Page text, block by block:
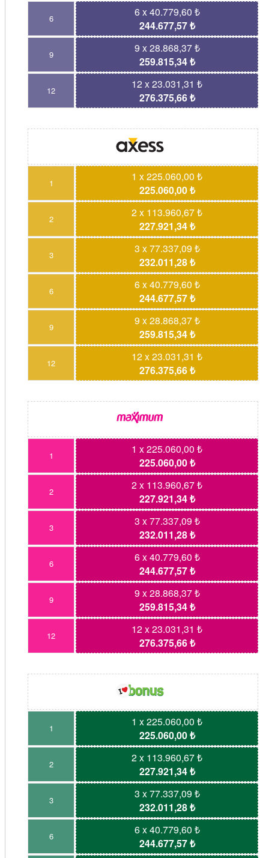
6
6 x 40.779,60 ₺
244.677,57 ₺
9
9 x 28.868,37 ₺
259.815,34 ₺
12
12 x 23.031,31 ₺
276.375,66 ₺
1
1 x 225.060,00 ₺
225.060,00 ₺
2
2 x 113.960,67 ₺
227.921,34 ₺
3
3 x 77.337,09 ₺
232.011,28 ₺
6
6 x 40.779,60 ₺
244.677,57 ₺
9
9 x 28.868,37 ₺
259.815,34 ₺
12
12 x 23.031,31 ₺
276.375,66 ₺
1
1 x 225.060,00 ₺
225.060,00 ₺
2
2 x 113.960,67 ₺
227.921,34 ₺
3
3 x 77.337,09 ₺
232.011,28 ₺
6
6 x 40.779,60 ₺
244.677,57 ₺
9
9 x 28.868,37 ₺
259.815,34 ₺
12
12 x 23.031,31 ₺
276.375,66 ₺
1
1 x 225.060,00 ₺
225.060,00 ₺
2
2 x 113.960,67 ₺
227.921,34 ₺
3
3 x 77.337,09 ₺
232.011,28 ₺
6
6 x 40.779,60 ₺
244.677,57 ₺